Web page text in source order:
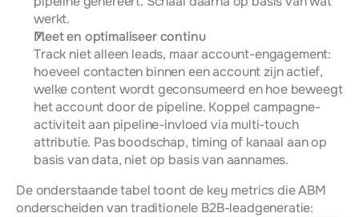
werkt.
Meet en optimaliseer continu
Track niet alleen leads, maar account-engagement:
hoeveel contacten binnen een account zijn actief,
welke content wordt geconsumeerd en hoe beweegt
het account door de pipeline. Koppel campagne-
activiteit aan pipeline-invloed via multi-touch
attributie. Pas boodschap, timing of kanaal aan op
basis van data, niet op basis van aannames.
De onderstaande tabel toont de key metrics die ABM
onderscheiden van traditionele B2B-leadgeneratie: